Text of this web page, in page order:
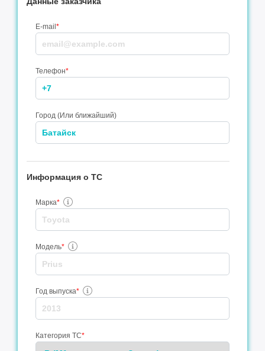
E-mail *
Телефон*
Город (Или ближайший)
Информация о ТС
Марка*
Модель*
Год выпуска*
Категория ТС*